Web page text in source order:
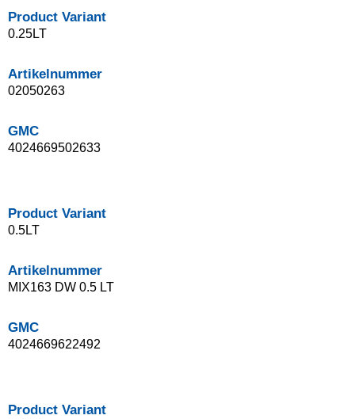
Product Variant
0.25LT
Artikelnummer
02050263
GMC
4024669502633
Product Variant
0.5LT
Artikelnummer
MIX163 DW 0.5 LT
GMC
4024669622492
Product Variant